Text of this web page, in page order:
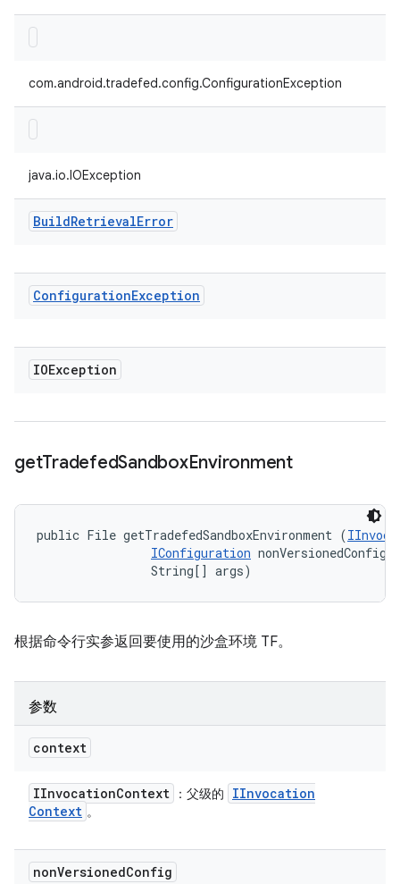
com.android.tradefed.config.ConfigurationException
java.io.IOException
BuildRetrievalError
ConfigurationException
IOException
getTradefedSandboxEnvironment
public File getTradefedSandboxEnvironment (
IConfiguration nonVersionedConfig,
                String[] args)
根据命令行实参返回要使用的沙盒环境 TF。
参数
context
IInvocationContext ：父级的
IInvocation
Context 。
nonVersionedConfig